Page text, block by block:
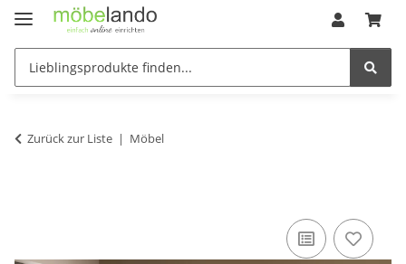
Zurück zur Liste Möbel